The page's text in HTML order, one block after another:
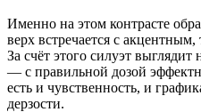
Именно на этом контрасте
верх встречается с
За счёт этого силуэт
— с правильной дозой
есть и чувственность, и
дерзости.